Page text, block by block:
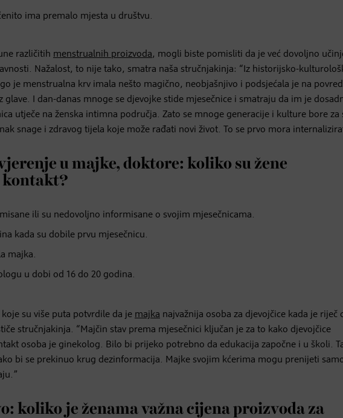
ima premalo mjesta u društvu.
različitih menstrualnih proizvoda, mogli biste pomisliti da je već dovoljno
Nažalost, to nije tako, smatra naša stručnjakinja: “Iz historijsko-
je menstrualna krv imala nešto magično, neobjašnjivo i podsjećala je na
I dan-danas mnoge se djevojke stide mjesečnice i smatraju da im je
utječe na ženska intimna područja. Zato se mnoge generacije i kulture bore za
snage i zdravog tijela koje može rađati novi život. To se prvo mora
u majke, doktore: koliko su žene
kontakt?
ili su nedovoljno informisane o svojim mjesečnicama.
kada su dobile prvu mjesečnicu.
majka.
u dobi od 16 do 20 godina.
su više puta potvrdile da je majka najvažnija osoba za djevojčice kada je riječ
stručnjakinja. “Majčin stav prema mjesečnici ključan je za to kako djevojčice
osoba je ginekolog. Bilo bi prijeko potrebno da edukacija započne i u školi.
bi se prekinuo krug dezinformacija. Majke svojim kćerima mogu prenijeti
koliko je ženama važna cijena proizvoda za